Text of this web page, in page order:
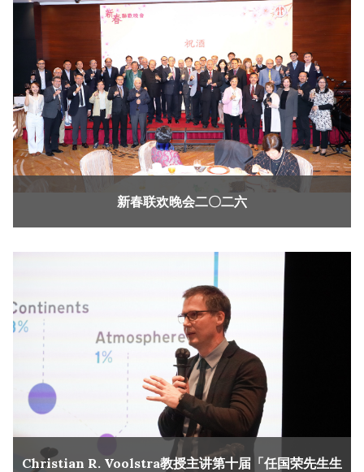
新春联欢晚会二〇二六
Christian R. Voolstra教授主讲第十届「任国荣先生生